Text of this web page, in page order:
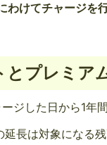
わけてチャージを
プレミア
ジした日から1年間
延長は対象になる